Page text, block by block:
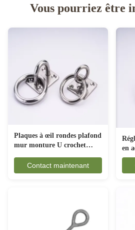
Vous pourriez être
Plaques à œil rondes plafond
mur monture U crochet
Contact maintenant
en